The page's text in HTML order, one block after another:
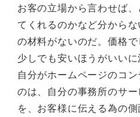
お客の立場から言わせば
てくれるのかなど分から
の材料がないのだ。価格
少しでも安いほうがいいに
自分がホームページのコ
のは、自分の事務所のサ
を、お客様に伝える為の側